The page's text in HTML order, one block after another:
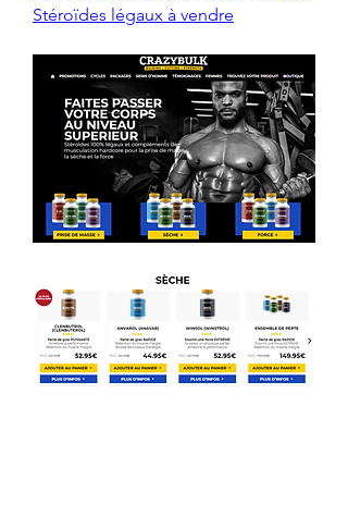
Stéroïdes légaux à vendre